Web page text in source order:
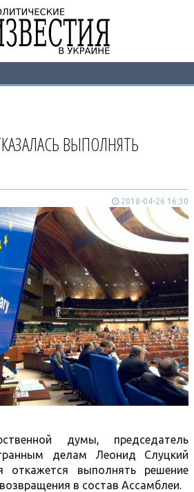
ВЫПОЛНЯТЬ
2018-04-26 16:30
думы, председатель
делам Леонид Слуцкий
откажется выполнять решение
в состав Ассамблеи.